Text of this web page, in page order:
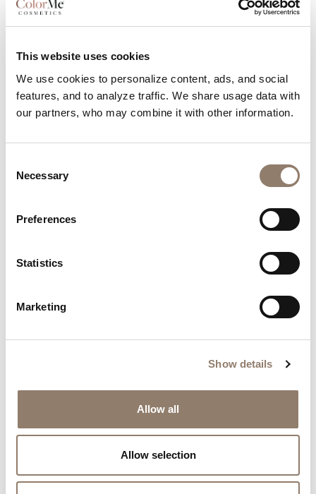
This website uses cookies
We use cookies to personalize content, ads, and social
features, and to analyze traffic. We share usage data with
our partners, who may combine it with other information.
Selection
Necessary
Preferences
Statistics
Marketing
Show details
Allow all
Allow selection
Ongles de notre communauté
Laissez-vous inspirer par la créativité de notre
communauté.
Vous pouvez aussi aimer